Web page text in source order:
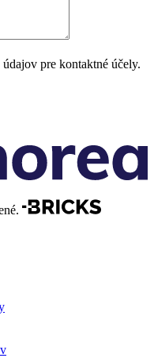
pre kontaktné účely.